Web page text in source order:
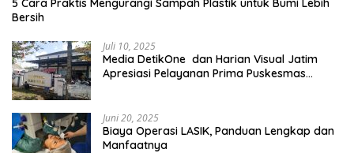
5 Cara Praktis Mengurangi Sampah Plastik untuk Bumi Lebih
Bersih
Juli 10, 2025
Media DetikOne dan Harian Visual Jatim
Apresiasi Pelayanan Prima Puskesmas
Juni 20, 2025
Biaya Operasi LASIK, Panduan Lengkap dan
Manfaatnya